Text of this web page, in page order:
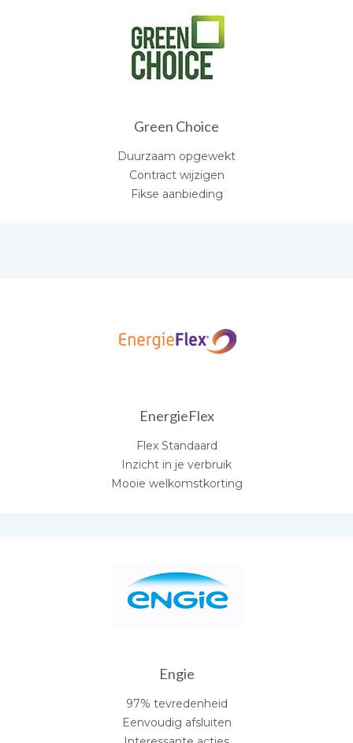
Green Choice
Duurzaam opgewekt
Contract wijzigen
Fikse aanbieding
EnergieFlex
Flex Standaard
Inzicht in je verbruik
Mooie welkomstkorting
Engie
97% tevredenheid
Eenvoudig afsluiten